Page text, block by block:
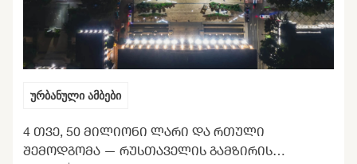
ურბანული ამბები
4 ᲗᲕᲔ, 50 ᲛᲘᲚᲘᲝᲜᲘ ᲚᲐᲠᲘ ᲓᲐ ᲠᲗᲣᲚᲘ
ᲨᲔᲛᲝᲓᲒᲝᲛᲐ — ᲠᲣᲡᲗᲐᲕᲔᲚᲘᲡ ᲒᲐᲛᲖᲘᲠᲘᲡ